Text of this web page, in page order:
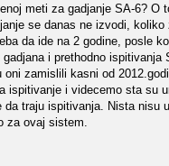
meti za gadjanje SA-6? O
se danas ne izvodi, koliko
da ide na 2 godine, posle
i prethodno ispitivanja
oni zamislili kasni od
ispitivanje i videcemo sta su
traju ispitivanja. Nista nisu
za ovaj sistem.